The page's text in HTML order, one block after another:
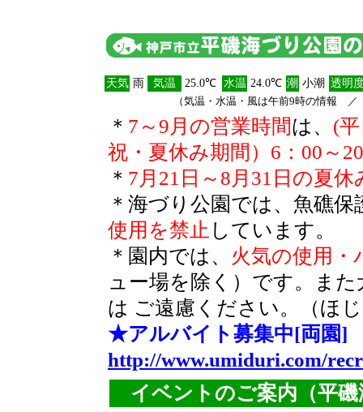
天気 雨 気温 25.0℃ 水温 24.0℃ 潮 小潮 透明
（気温・水温・風は午前9時の情報
＊ 7～9月の営業時間は、 (
祝・夏休み期間）6：00～
＊ 7月21日～8月31日の夏休
＊海づり公園では、魚礁保
使用を禁止 しています。
＊園内では、 火気の使用・
ュー場を除く）です。ま
は ご遠慮ください。（ほ
★アルバイト募集中[両園]
http://www.umiduri.com/
イベントのご案内（平磯